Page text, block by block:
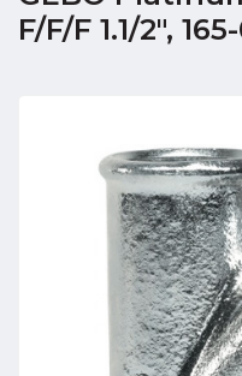
F/F/F 1.1/2",